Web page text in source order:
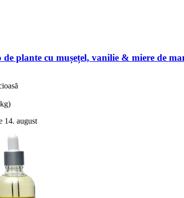
de plante cu mușețel, vanilie & miere de
14. august